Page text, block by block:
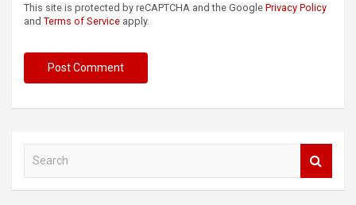
This site is protected by reCAPTCHA and the Google Privacy Policy
and Terms of Service apply.